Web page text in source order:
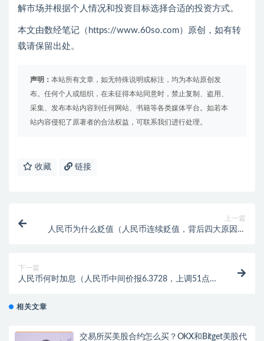
解市场并根据个人情况和投资目标选择合适的投资方式。
本文由数经笔记（https://www.60so.com）原创，如有转
载请保留出处。
声明： 本站所有文章，如无特殊说明或标注，均为本站原创发
布。任何个人或组织，在未征得本站同意时，禁止复制、盗用、
采集、发布本站内容到任何网站、书籍等各类媒体平台。如若本
站内容侵犯了原著者的合法权益，可联系我们进行处理。
收藏 链接
上一篇
人民币为什么贬值（人民币连续贬值，背后四大原因一
下一篇
人民币何时加息（人民币中间价报6.3728，上调51点详
相关文章
交易所买美股合约怎么买？OKX和Bitget美股代